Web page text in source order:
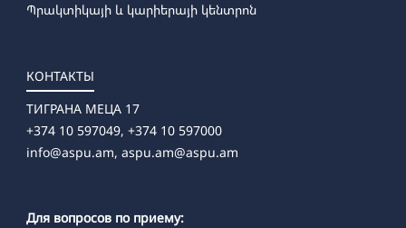
Պրակտիկայի և կարիերայի կենտրոն
КОНТАКТЫ
ТИГРАНА МЕЦА 17
+374 10 597049, +374 10 597000
info@aspu.am, aspu.am@aspu.am
Для вопросов по приему: